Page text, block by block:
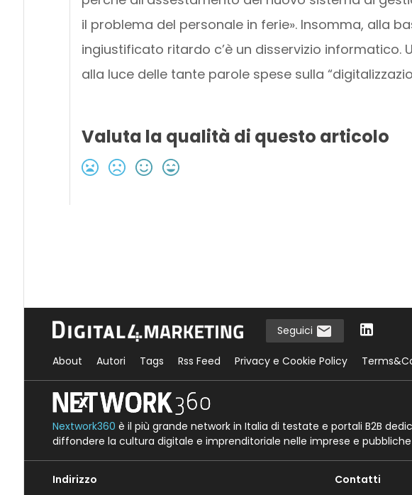
il problema del personale in ferie». Insomma, alla
ingiustificato ritardo c’è un disservizio informatico.
alla luce delle tante parole spese sulla
Valuta la qualità di questo articolo
Seguici
About Autori Tags Rss Feed Privacy e Cookie Policy
Nextwork360 è il più grande network in Italia di testate e portali B2B
diffondere la cultura digitale e imprenditoriale nelle imprese e
Indirizzo Contatti